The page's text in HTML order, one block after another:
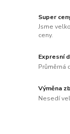
Super
Jsme
ceny.
Expresní
Průměrná
Výměna
Nesedí